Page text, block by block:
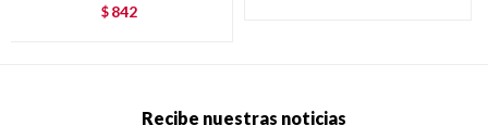
$ 842
Recibe nuestras noticias